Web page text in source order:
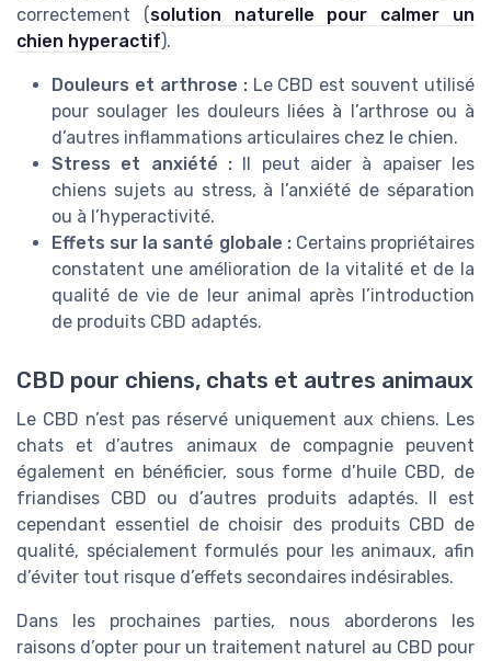
correctement (solution naturelle pour calmer un
chien hyperactif).
Douleurs et arthrose :Le CBD est souvent utilisé
pour soulager les douleurs liées à l’arthrose ou à
d’autres inflammations articulaires chez le chien.
Stress et anxiété : Il peut aider à apaiser les
chiens sujets au stress, à l’anxiété de séparation
ou à l’hyperactivité.
Effets sur la santé globale :Certains propriétaires
constatent une amélioration de la vitalité et de la
qualité de vie de leur animal après l’introduction
de produits CBD adaptés.
CBD pour chiens, chats et autres animaux
Le CBD n’est pas réservé uniquement aux chiens. Les
chats et d’autres animaux de compagnie peuvent
également en bénéficier, sous forme d’huile CBD, de
friandises CBD ou d’autres produits adaptés. Il est
cependant essentiel de choisir des produits CBD de
qualité, spécialement formulés pour les animaux, afin
d’éviter tout risque d’effets secondaires indésirables.
Dans les prochaines parties, nous aborderons les
raisons d’opter pour un traitement naturel au CBD pour